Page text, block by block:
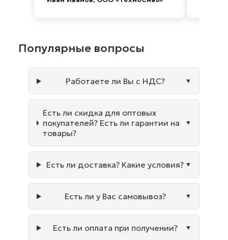
Популярные вопросы
Работаете ли Вы с НДС?
Есть ли скидка для оптовых
покупателей? Есть ли гарантии на
товары?
Есть ли доставка? Какие условия?
Есть ли у Вас самовывоз?
Есть ли оплата при получении?